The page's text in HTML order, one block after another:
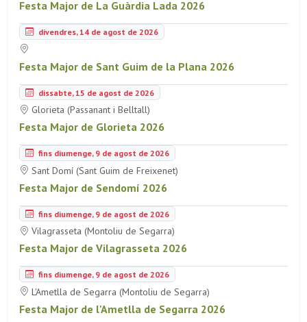
Festa Major de La Guàrdia Lada 2026
divendres, 14 de agost de 2026
Festa Major de Sant Guim de la Plana 2026
dissabte, 15 de agost de 2026
Glorieta (Passanant i Belltall)
Festa Major de Glorieta 2026
fins diumenge, 9 de agost de 2026
Sant Domí (Sant Guim de Freixenet)
Festa Major de Sendomí 2026
fins diumenge, 9 de agost de 2026
Vilagrasseta (Montoliu de Segarra)
Festa Major de Vilagrasseta 2026
fins diumenge, 9 de agost de 2026
L'Ametlla de Segarra (Montoliu de Segarra)
Festa Major de l'Ametlla de Segarra 2026